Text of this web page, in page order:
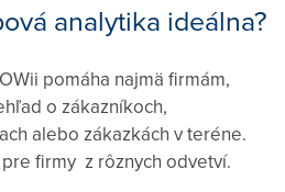
analytika ideálna?
pomáha najmä firmám,
o zákazníkoch,
alebo zákazkách v teréne.
firmy z rôznych odvetví.